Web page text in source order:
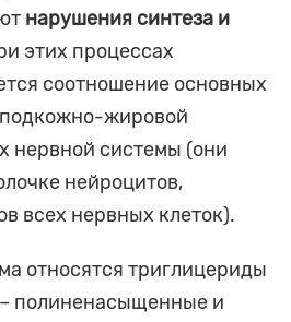
нарушения синтеза и
этих процессах
соотношение основных
жировой
нервной системы (они
нейроцитов,
всех нервных клеток).
относятся триглицериды
полиненасыщенные и